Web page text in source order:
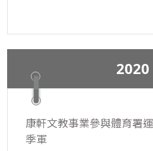
2020
康軒文教事業參與體育署
季軍